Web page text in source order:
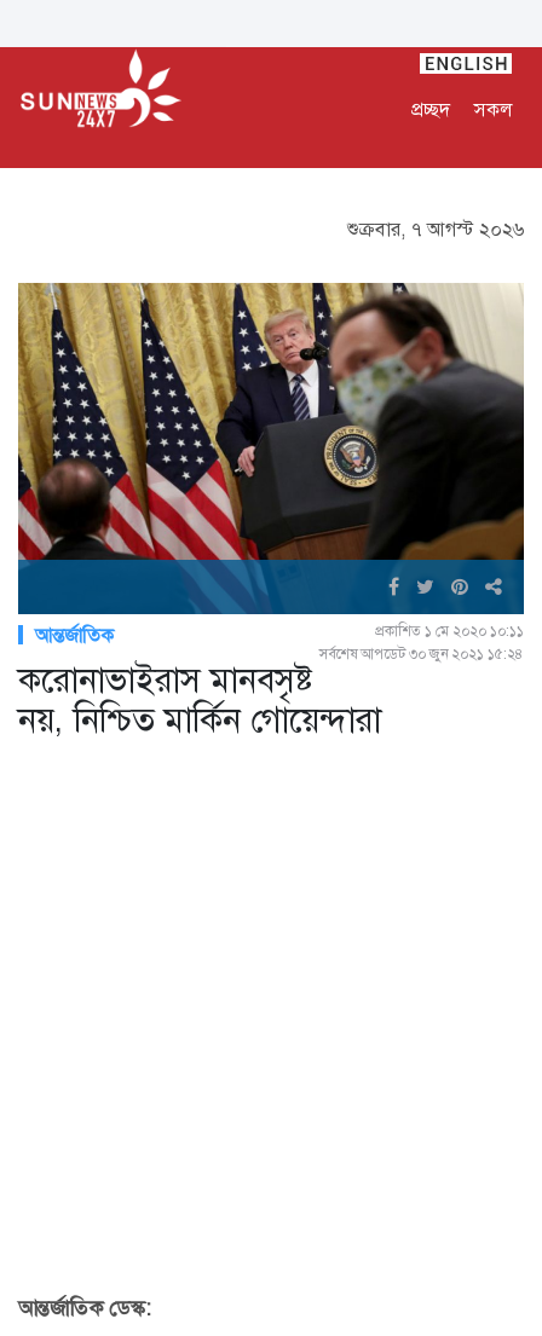
প্রচ্ছদ সকল
শুক্রবার, ৭ আগস্ট ২০২৬
আন্তর্জাতিক
প্রকাশিত ১ মে ২০২০ ১০:১১
সর্বশেষ আপডেট ৩০ জুন ২০২১ ১৫:২৪
করোনাভাইরাস মানবসৃষ্ট
নয়, নিশ্চিত মার্কিন গোয়েন্দারা
আন্তর্জাতিক ডেস্ক: